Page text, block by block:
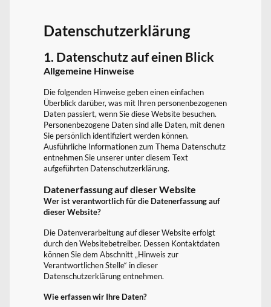
Datenschutzerklärung
1. Datenschutz auf einen Blick
Allgemeine Hinweise
Die folgenden Hinweise geben einen einfachen
Überblick darüber, was mit Ihren personenbezogenen
Daten passiert, wenn Sie diese Website besuchen.
Personenbezogene Daten sind alle Daten, mit denen
Sie persönlich identifiziert werden können.
Ausführliche Informationen zum Thema Datenschutz
entnehmen Sie unserer unter diesem Text
aufgeführten Datenschutzerklärung.
Datenerfassung auf dieser Website
Wer ist verantwortlich für die Datenerfassung auf
dieser Website?
Die Datenverarbeitung auf dieser Website erfolgt
durch den Websitebetreiber. Dessen Kontaktdaten
können Sie dem Abschnitt „Hinweis zur
Verantwortlichen Stelle“ in dieser
Datenschutzerklärung entnehmen.
Wie erfassen wir Ihre Daten?